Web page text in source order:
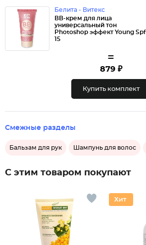
Белита - Витекс
ВВ-крем для лица
универсальный тон
Photoshop эффект Young Spf
15
=
879 ₽
Купить комплект
Смежные разделы
Бальзам для рук Шампунь для волос
С этим товаром покупают